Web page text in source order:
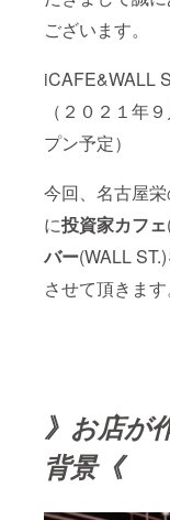
ございます。
iCAFE&WALL
（２０２１年
プン予定）
今回、名古屋
に投資家カフェ
バー(WALL
させて頂きます
》お店が
背景《